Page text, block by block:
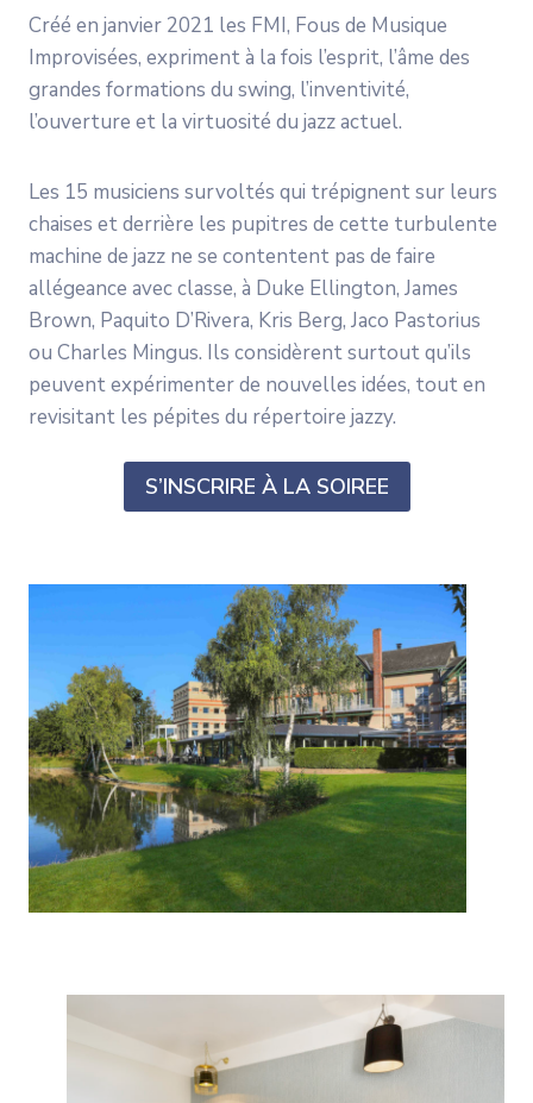
Créé en janvier 2021 les FMI, Fous de Musique
Improvisées, expriment à la fois l’esprit, l’âme des
grandes formations du swing, l’inventivité,
l’ouverture et la virtuosité du jazz actuel.
Les 15 musiciens survoltés qui trépignent sur leurs
chaises et derrière les pupitres de cette turbulente
machine de jazz ne se contentent pas de faire
allégeance avec classe, à Duke Ellington, James
Brown, Paquito D’Rivera, Kris Berg, Jaco Pastorius
ou Charles Mingus. Ils considèrent surtout qu’ils
peuvent expérimenter de nouvelles idées, tout en
revisitant les pépites du répertoire jazzy.
S’INSCRIRE À LA SOIREE